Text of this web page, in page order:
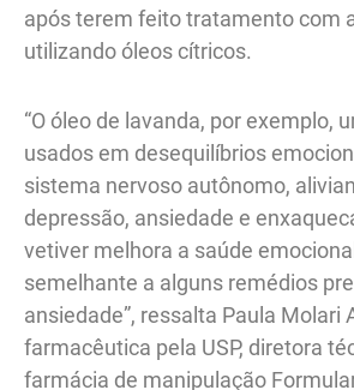
após terem feito tratamento com
utilizando óleos cítricos.
“O óleo de lavanda, por exemplo,
usados em desequilíbrios
sistema nervoso autônomo,
depressão, ansiedade e
vetiver melhora a saúde
semelhante a alguns remédios
ansiedade”, ressalta Paula Molari
farmacêutica pela USP, diretora
farmácia de manipulação